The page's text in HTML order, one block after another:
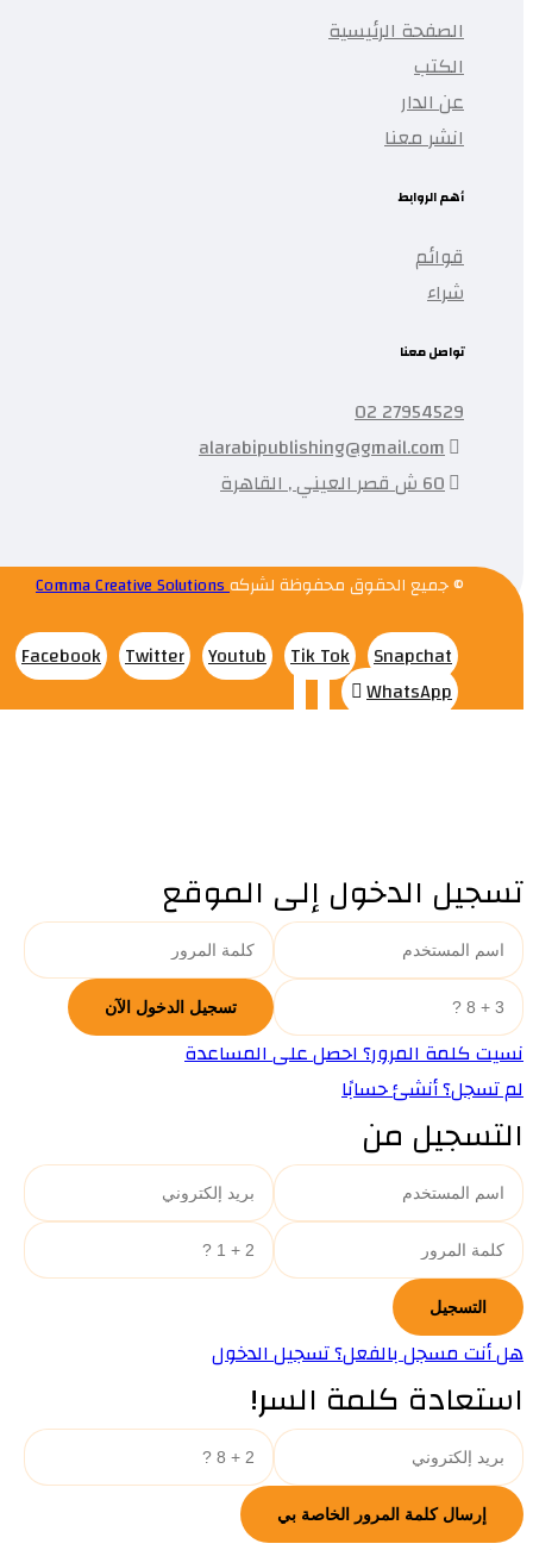
الصفحة الرئيسية
الكتب
عن الدار
انشر معنا
أهم الروابط
قوائم
شراء
تواصل معنا
27954529 02
alarabipublishing@gmail.com
60 ش قصر العيني , القاهرة
© جميع الحقوق محفوظة لشركهComma Creative Solutions
Facebook Twitter Youtub Tik Tok
Snapchat
WhatsApp
تسجيل الدخول إلى الموقع
نسيت كلمة المرور؟ احصل على المساعدة
لم تسجل؟ أنشئ حسابًا
التسجيل من
هل أنت مسجل بالفعل؟ تسجيل الدخول
استعادة كلمة السر!